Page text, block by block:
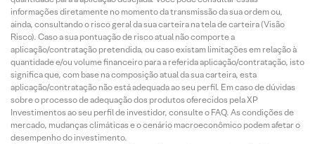
informações diretamente no momento da transmissão da sua ordem ou,
ainda, consultando o risco geral da sua carteira na tela de carteira (Visão
Risco). Caso a sua pontuação de risco atual não comporte a
aplicação/contratação pretendida, ou caso existam limitações em relação à
quantidade e/ou volume financeiro para a referida aplicação/contratação, isto
significa que, com base na composição atual da sua carteira, esta
aplicação/contratação não está adequada ao seu perfil. Em caso de dúvidas
sobre o processo de adequação dos produtos oferecidos pela XP
Investimentos ao seu perfil de investidor, consulte o FAQ. As condições de
mercado, mudanças climáticas e o cenário macroeconômico podem afetar o
desempenho do investimento.